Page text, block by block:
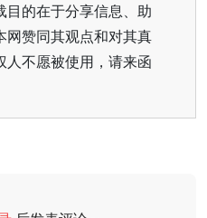
目的在于分享信息、助
网赞同其观点和对其真
人不愿被使用，请来函